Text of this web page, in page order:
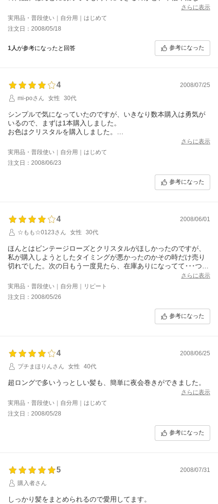
ら購入。何も髪に付けずに使うと、うまくいきませんが、固める
タイプのものでなくても、整髪料など、何か付ければ、初めての
私でもうまくいき、周りからも、「美容院でセットしたのかと思
った」との評価。 思い切って購入してみて良かったです。
さらに表示
実用品・普段使い｜自分用｜はじめて
注文日：2008/05/18
1人が参考になったと回答 参考になった
4
2008/07/25
mi-poさん
女性 30代
シンプルで気になっていたのですが、いきなり数本購入は勇気が
いるので、まずは1本購入しました。
お色はクリスタルを購入しました。
もう少し櫛にカーブが付いていてくれると頭の形に合って良いと
思うのですが…
スーパーマット台座は好みが別れるかもしれません。
私はがっちり留まるので好きですが、髪が痛むことを心配される
2本使いしてみたいので次の機会にもう1本購入したいと思いま
さらに表示
実用品・普段使い｜自分用｜はじめて
注文日：2008/06/23
参考になった
4
2008/06/01
☆もも☆0123さん
女性 30代
ほんとはビンテージローズとクリスタルがほしかったのですが、
私が購入しようとしたタイミングが悪かったのかその時だけ売り
切れでした。次の日もう一度見たら、在庫ありになってて･･･つい
でも、また、買います。
さらに表示
実用品・普段使い｜自分用｜リピート
注文日：2008/05/26
参考になった
4
2008/06/25
プチまほりんさん
女性 40代
超ロングで多いうっとしい髪も、簡単に夜会巻きができました。
さらに表示
実用品・普段使い｜自分用｜はじめて
注文日：2008/05/28
参考になった
5
2008/07/31
購入者さん
しっかり髪をまとめられるので愛用してます。